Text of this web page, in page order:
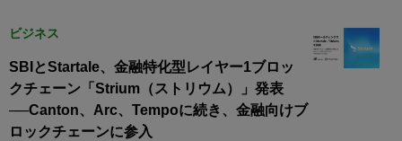
ビジネス
SBIとStartale、金融特化型レイヤー1ブロッ
クチェーン「Strium（ストリウム）」発表
──Canton、Arc、Tempoに続き、金融向けブ
ロックチェーンに参入